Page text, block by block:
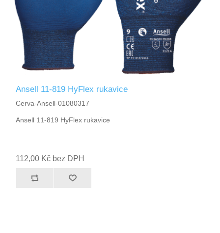
Ansell 11-819 HyFlex rukavice
Cerva-Ansell-01080317
Ansell 11-819 HyFlex rukavice
112,00 Kč bez DPH